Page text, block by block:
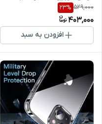
M52 5G
529,000
23%
403,000
افزودن به سبد